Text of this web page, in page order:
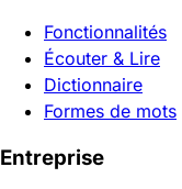
Fonctionnalités
Écouter & Lire
Dictionnaire
Formes de mots
Entreprise